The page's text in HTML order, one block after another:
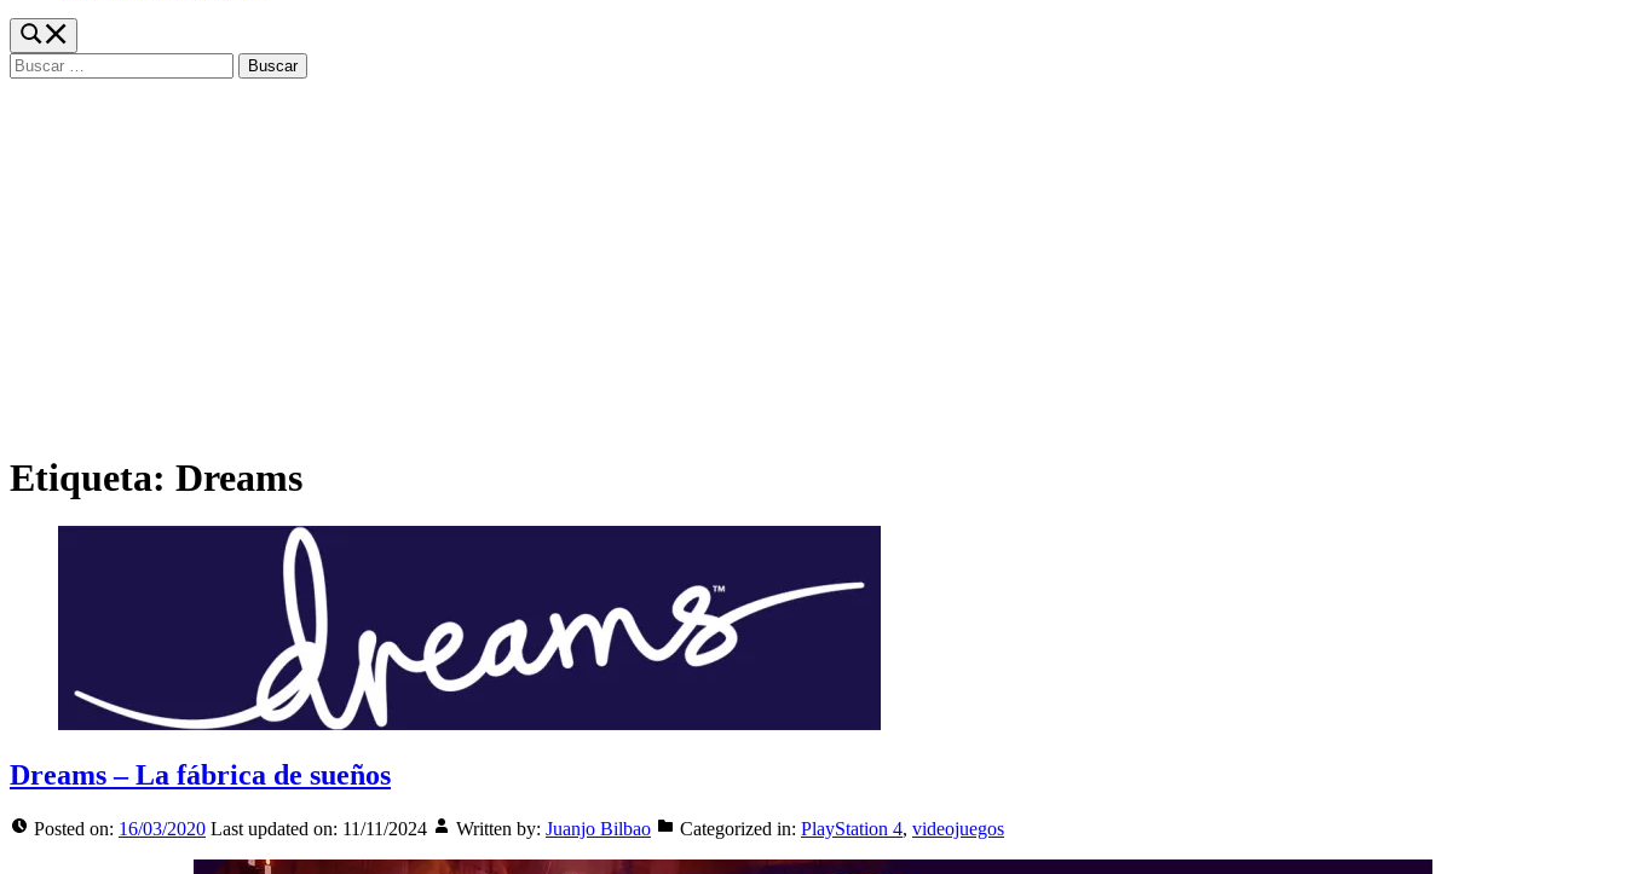
search
form
modal
Buscar:
Etiqueta: Dreams
Dreams – La fábrica de sueños
Posted on: 16/03/2020 Last updated on: 11/11/2024 Written by: Juanjo Bilbao Categorized in: PlayStation 4, videojuegos